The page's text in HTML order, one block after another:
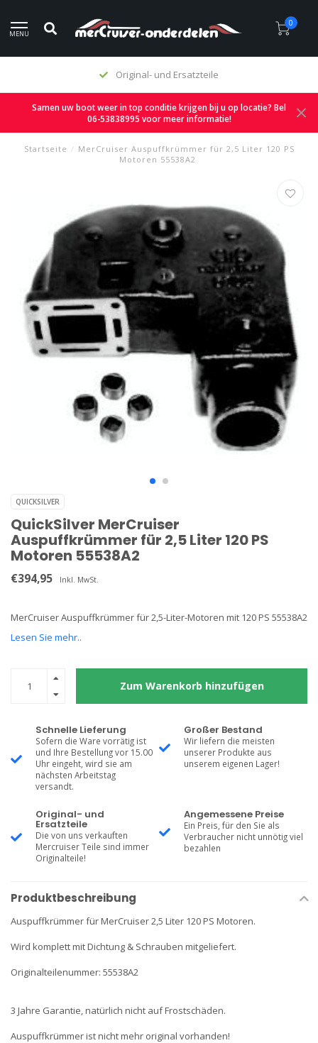
MENU
0
Original- und Ersatzteile
Samen uw boot weer in top conditie krijgen bij u op locatie? Bel
06-53838995 voor meer informatie!
Startseite / MerCruiser Auspuffkrümmer für 2,5 Liter 120 PS
Motoren 55538A2
QUICKSILVER
QuickSilver MerCruiser
Auspuffkrümmer für 2,5 Liter 120 PS
Motoren 55538A2
€394,95 Inkl. MwSt.
MerCruiser Auspuffkrümmer für 2,5-Liter-Motoren mit 120 PS 55538A2
Lesen Sie mehr..
Zum Warenkorb hinzufügen
Schnelle Lieferung
Sofern die Ware vorrätig ist
und Ihre Bestellung vor 15.00
Uhr eingeht, wird sie am
nächsten Arbeitstag
versandt.
Großer Bestand
Wir liefern die meisten
unserer Produkte aus
unserem eigenen Lager!
Original- und
Ersatzteile
Die von uns verkauften
Mercruiser Teile sind immer
Originalteile!
Angemessene Preise
Ein Preis, für den Sie als
Verbraucher nicht unnötig viel
bezahlen
Produktbeschreibung
Auspuffkrümmer für MerCruiser 2,5 Liter 120 PS Motoren.
Wird komplett mit Dichtung & Schrauben mitgeliefert.
Originalteilenummer: 55538A2
3 Jahre Garantie, natürlich nicht auf Frostschäden.
Auspuffkrümmer ist nicht mehr original vorhanden!